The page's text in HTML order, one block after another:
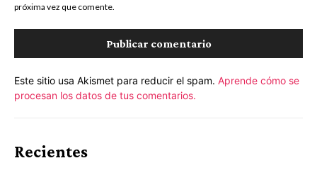
próxima vez que comente.
Este sitio usa Akismet para reducir el spam. Aprende cómo se
procesan los datos de tus comentarios.
Recientes